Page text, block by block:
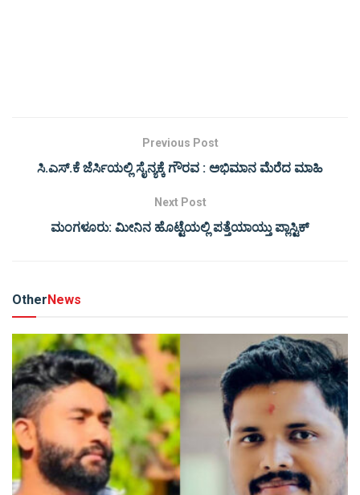
Previous Post
ಸಿ.ಎಸ್.ಕೆ ಜೆರ್ಸಿಯಲ್ಲಿ ಸೈನ್ಯಕ್ಕೆ ಗೌರವ : ಅಭಿಮಾನ ಮೆರೆದ ಮಾಹಿ
Next Post
ಮಂಗಳೂರು: ಮೀನಿನ ಹೊಟ್ಟೆಯಲ್ಲಿ ಪತ್ತೆಯಾಯ್ತು ಪ್ಲಾಸ್ಟಿಕ್
OtherNews